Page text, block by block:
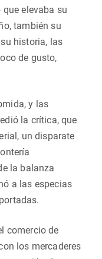
elevaba su
también su
historia, las
de gusto,
y las
la crítica, que
un disparate
la balanza
a las especias
comercio de
los mercaderes